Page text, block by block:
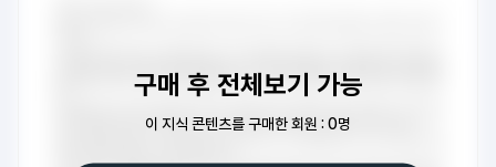
구매 후 전체보기 가능
이 지식 콘텐츠를 구매한 회원 : 0명